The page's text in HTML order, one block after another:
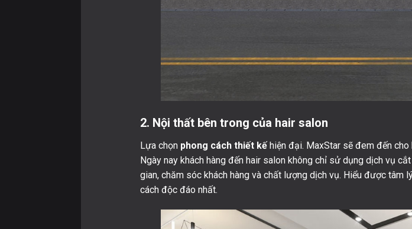
2. Nội thất bên trong của hair salon
Lựa chọn phong cách thiết kếhiện đại. MaxStar sẽ đem đến cho
Ngày nay khách hàng đến hair salon không chỉ sử dụng dịch vụ
gian, chăm sóc khách hàng và chất lượng dịch vụ. Hiểu được tâm
cách độc đáo nhất.